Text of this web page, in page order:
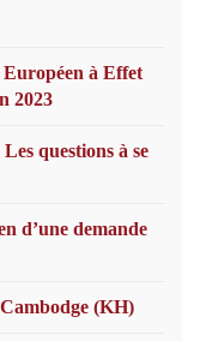
Européen à Effet
2023
questions à se
d’une demande
(KH)